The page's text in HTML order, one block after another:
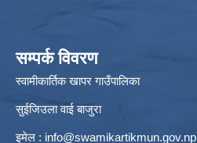
सम्पर्क विवरण
स्वामीकार्तिक खापर गाउँपालिका
सुईजिउला वाई बाजुरा
इमेल : info@swamikartikmun.gov.np